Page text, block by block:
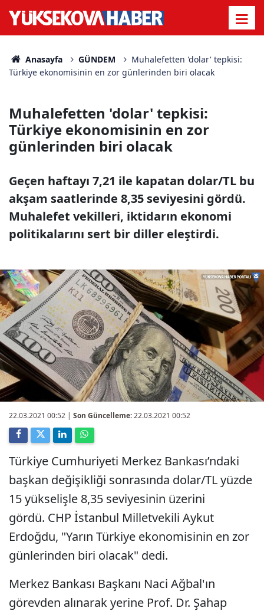
Anasayfa GÜNDEM
Muhalefetten 'dolar' tepkisi:
Türkiye ekonomisinin en zor günlerinden biri olacak
Muhalefetten 'dolar' tepkisi:
Türkiye ekonomisinin en zor
günlerinden biri olacak
Geçen haftayı 7,21 ile kapatan dolar/TL bu
akşam saatlerinde 8,35 seviyesini gördü.
Muhalefet vekilleri, iktidarın ekonomi
politikalarını sert bir diller eleştirdi.
22.03.2021 00:52 | Son Güncelleme:22.03.2021 00:52
Türkiye Cumhuriyeti Merkez Bankası’ndaki
başkan değişikliği sonrasında dolar/TL yüzde
15 yükselişle 8,35 seviyesinin üzerini
gördü. CHP İstanbul Milletvekili Aykut
Erdoğdu, "Yarın Türkiye ekonomisinin en zor
günlerinden biri olacak" dedi.
Merkez Bankası Başkanı Naci Ağbal'ın
görevden alınarak yerine Prof. Dr. Şahap